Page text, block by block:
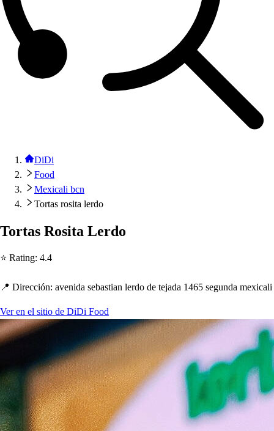
DiDi
Food
Mexicali bcn
Tortas rosita lerdo
Tortas Rosita Lerdo
⭐ Rating: 4.4
📍 Dirección: avenida sebastian lerdo de tejada 1465 segunda mexicali
Ver en el sitio de DiDi Food